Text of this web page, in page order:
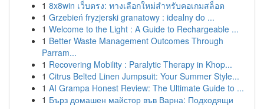
1 8x8win เว็บตรง: ทางเลือกใหม่สำหรับคอเกมสล็อต
1 Grzebień fryzjerski granatowy : idealny do ...
1 Welcome to the Light : A Guide to Rechargeable ...
1 Better Waste Management Outcomes Through
Parram...
1 Recovering Mobility : Paralytic Therapy in Khop...
1 Citrus Belted Linen Jumpsuit: Your Summer Style...
1 AI Grampa Honest Review: The Ultimate Guide to ...
1 Бърз домашен майстор във Варна: Подходящи